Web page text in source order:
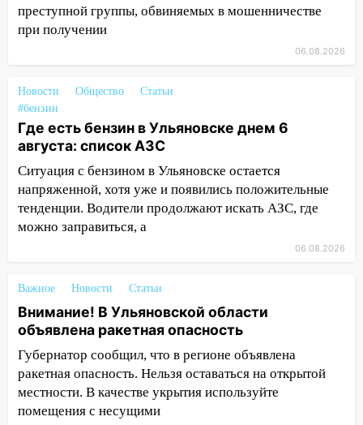
Ульяновской области
Ульяновцев приглашают на забег,
России
19:12
руководителя частной компании
наказали за сокрытие прошлого своего
сотрудник
18:02 В Ульяновск едут звезды
баскетбола!
«УльяновскФармации» за махинации на
3,2 млн рублей
16:09 Ветераны легкой атлетики из
Ульяновска успешно выступили на
Чемпионате России
16:02 В Ульяновской области убрали
более 28% площадей зерновых и
преступной группы, обвиняемых в мошенничестве
при получении
06.08.2026
Новости Общество
Статьи
#бензин
Где есть бензин в Ульяновске днем 6
августа: список АЗС
Ситуация с бензином в Ульяновске остается
напряженной, хотя уже и появились положительные
тенденции. Водители продолжают искать АЗС, где
можно заправиться, а
06.08.2026
Важное Новости Статьи
Внимание! В Ульяновской области
объявлена ракетная опасность
Губернатор сообщил, что в регионе объявлена
ракетная опасность. Нельзя оставаться на открытой
местности. В качестве укрытия используйте
помещения с несущими